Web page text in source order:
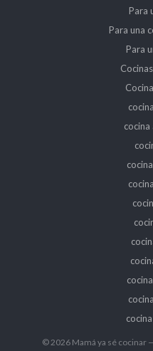
Para
Para una
Para
cocina
© 2026 Mamá ya sé cocinar